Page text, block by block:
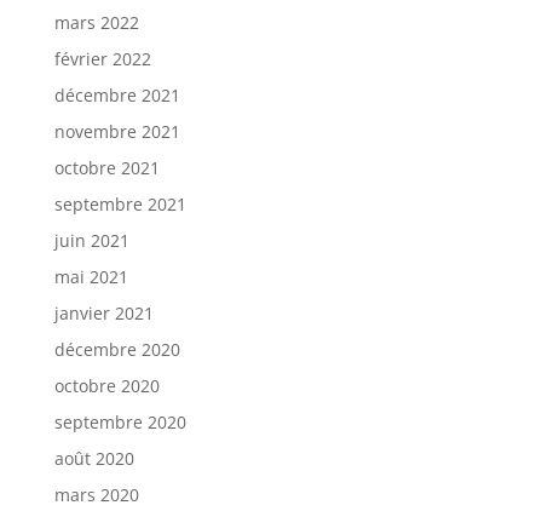
mars 2022
février 2022
décembre 2021
novembre 2021
octobre 2021
septembre 2021
juin 2021
mai 2021
janvier 2021
décembre 2020
octobre 2020
septembre 2020
août 2020
mars 2020